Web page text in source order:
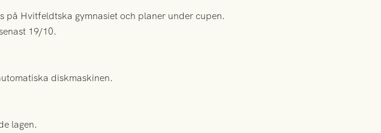
på Hvitfeldtska gymnasiet och planer under cupen.
19/10.
diskmaskinen.
lagen.